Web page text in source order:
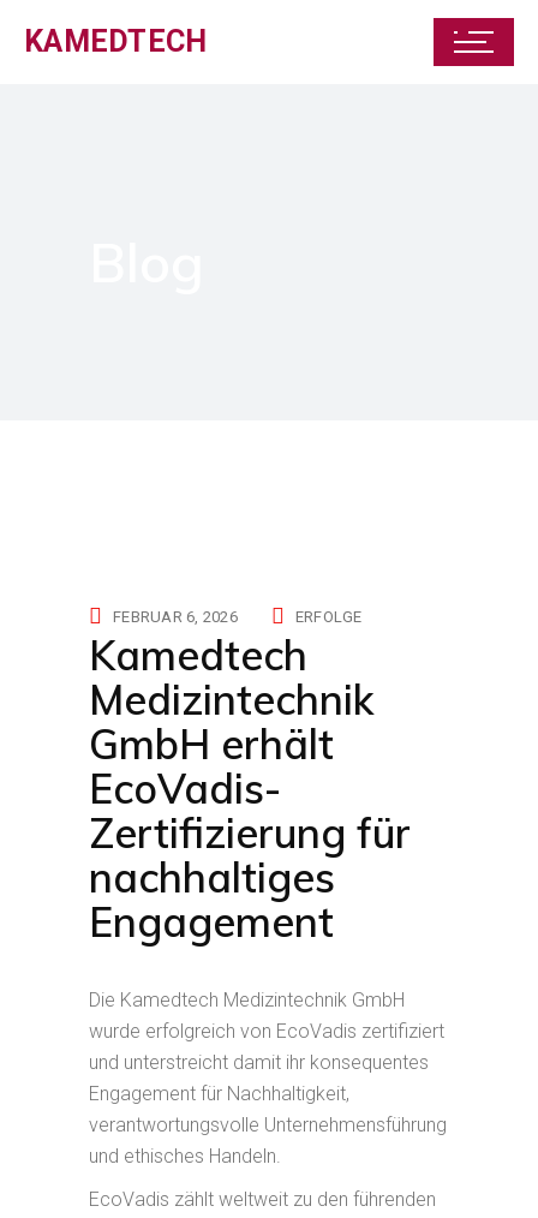
KAMEDTECH
FEBRUAR 6, 2026 ERFOLGE
Kamedtech
Medizintechnik
GmbH erhält
EcoVadis-
Zertifizierung für
nachhaltiges
Engagement
Die Kamedtech Medizintechnik GmbH
wurde erfolgreich von EcoVadis zertifiziert
und unterstreicht damit ihr konsequentes
Engagement für Nachhaltigkeit,
verantwortungsvolle Unternehmensführung
und ethisches Handeln.
EcoVadis zählt weltweit zu den führenden